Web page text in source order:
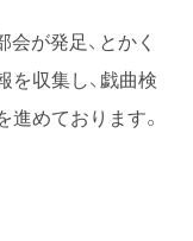
が発足、とかく
収集し、戯曲検
めております。